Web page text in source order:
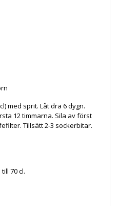
med sprit. Låt dra 6 dygn.
12 timmarna. Sila av först
Tillsätt 2-3 sockerbitar.
70 cl.